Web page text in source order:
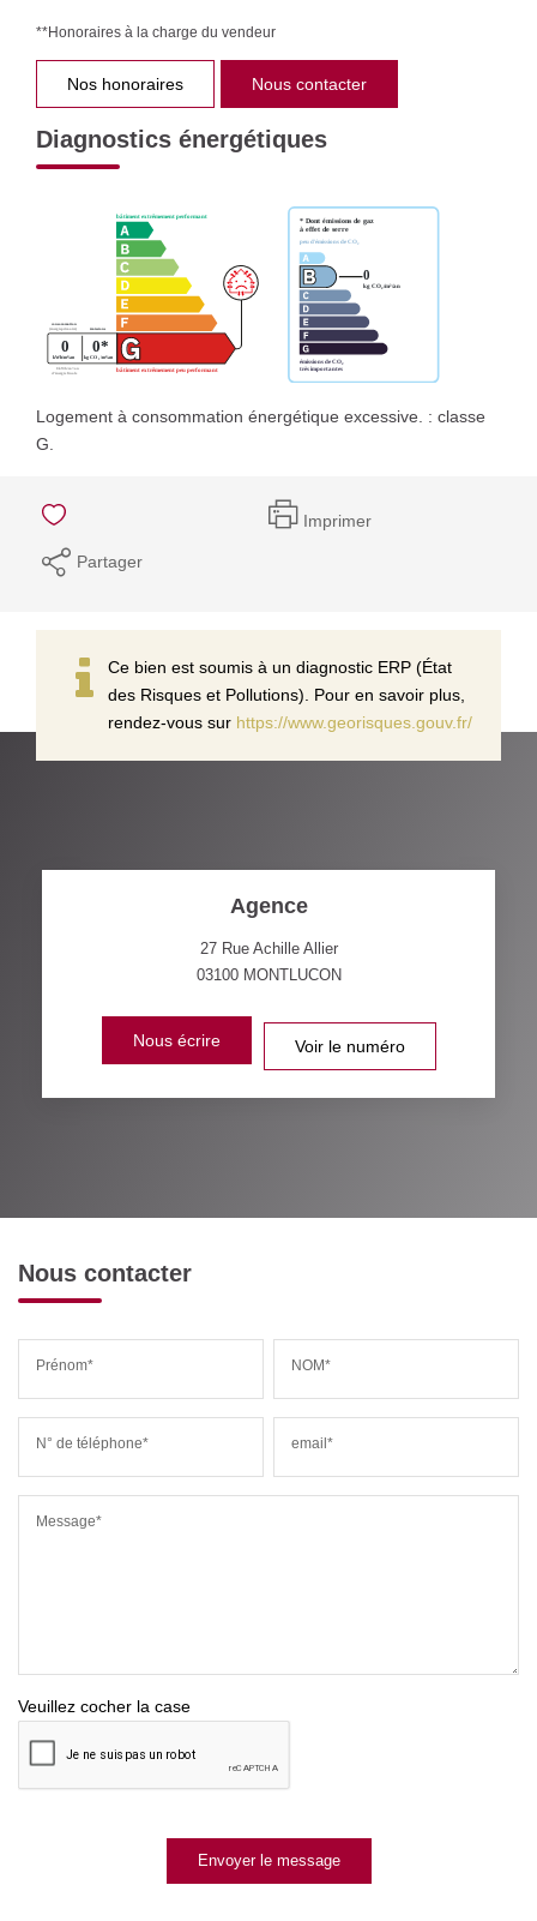
**Honoraires à la charge du vendeur
Nos honoraires Nous contacter
Diagnostics énergétiques
Logement à consommation énergétique excessive. : classe
G.
Imprimer
Partager
Ce bien est soumis à un diagnostic ERP (État
des Risques et Pollutions). Pour en savoir plus,
rendez-vous sur https://www.georisques.gouv.fr/
Agence
27 Rue Achille Allier
03100 MONTLUCON
Nous écrire Voir le numéro
Nous contacter
Prénom* NOM*
N° de téléphone* email*
Message*
Veuillez cocher la case
Envoyer le message